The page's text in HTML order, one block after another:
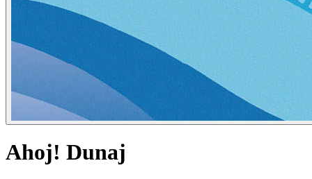
Ahoj! Dunaj